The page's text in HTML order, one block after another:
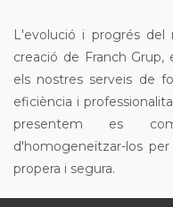
L'evolució i progrés
creació de Franch
els nostres serveis de
eficiència i
presentem es
d'homogeneïtzar-los
propera i segura.